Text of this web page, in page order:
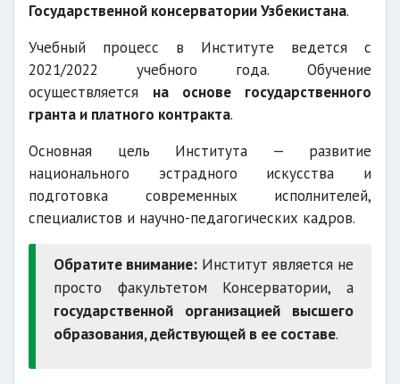
Государственной консерватории Узбекистана.
Учебный процесс в Институте ведется с
2021/2022 учебного года. Обучение
осуществляется на основе государственного
гранта и платного контракта.
Основная цель Института — развитие
национального эстрадного искусства и
подготовка современных исполнителей,
специалистов и научно-педагогических кадров.
Обратите внимание: Институт является не
просто факультетом Консерватории, а
государственной организацией высшего
образования, действующей в ее составе.